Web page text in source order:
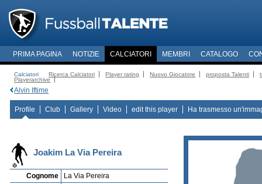
PRIMA PAGINA NOTIZIE CALCIATORI MEMBRI CATALOGO
Calciatori Ricerca Calciatori Player rating Nuovo Giocatore proposta Talenti
Playerarchive
Alvin Iftime
Profile Club Gallery Video edit this player Ha trasmesso
Joakim La Via Pereira
Cognome
La Via Pereira